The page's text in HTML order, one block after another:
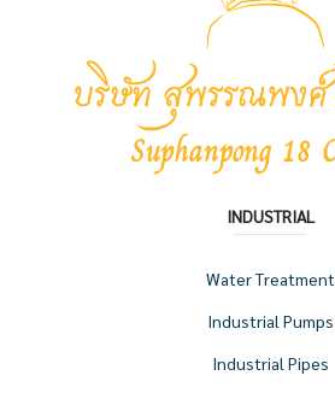
INDUSTRIAL
Water Treatment
Industrial Pumps
Industrial Pipes